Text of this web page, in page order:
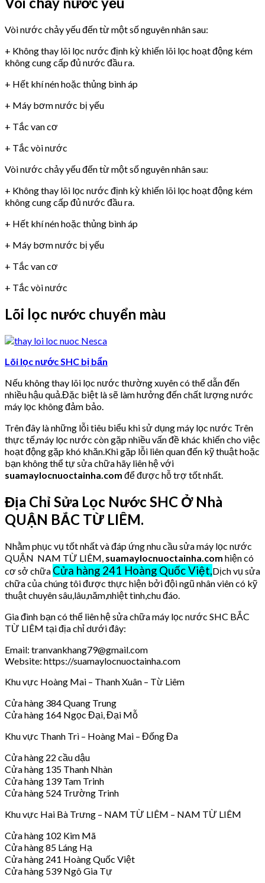
Vòi nước chảy yếu đến từ một số nguyên nhân sau:
+ Không thay lõi lọc nước định kỳ khiến lõi lọc hoạt động kém
không cung cấp đủ nước đầu ra.
+ Hết khí nén hoặc thủng bình áp
+ Máy bơm nước bị yếu
+ Tắc van cơ
+ Tắc vòi nước
Vòi nước chảy yếu đến từ một số nguyên nhân sau:
+ Không thay lõi lọc nước định kỳ khiến lõi lọc hoạt động kém
không cung cấp đủ nước đầu ra.
+ Hết khí nén hoặc thủng bình áp
+ Máy bơm nước bị yếu
+ Tắc van cơ
+ Tắc vòi nước
Lõi lọc nước chuyển màu
Lõi lọc nước SHC bị bẩn
Nếu không thay lõi lọc nước thường xuyên có thể dẫn đến
nhiều hậu quả.Đặc biệt là sẽ làm hưởng đến chất lượng nước
máy lọc không đảm bảo.
Trên đây là những lỗi tiêu biểu khi sử dụng máy lọc nước Trên
thực tế,máy lọc nước còn gặp nhiều vấn đề khác khiến cho việc
hoạt động gặp khó khăn.Khi gặp lỗi liên quan đến kỹ thuật hoặc
bạn không thể tự sửa chữa hãy liên hệ với
suamaylocnuoctainha.com để được hỗ trợ tốt nhất.
Địa Chỉ Sửa Lọc Nước SHC Ở Nhà
QUẬN BẮC TỪ LIÊM.
Nhằm phục vụ tốt nhất và đáp ứng nhu cầu sửa máy lọc nước
QUẬN NAM TỪ LIÊM, suamaylocnuoctainha.com hiện có
cơ sở chữa Cửa hàng 241 Hoàng Quốc Việt,Dịch vụ sửa
chữa của chúng tôi được thực hiện bởi đội ngũ nhân viên có kỹ
thuật chuyên sâu,lâu,năm,nhiệt tình,chu đáo.
Gia đình bạn có thể liên hệ sửa chữa máy lọc nước SHC BẮC
TỪ LIÊM tại địa chỉ dưới đây:
Email: tranvankhang79@gmail.com
Website: https://suamaylocnuoctainha.com
Khu vực Hoàng Mai – Thanh Xuân – Từ Liêm
Cửa hàng 384 Quang Trung
Cửa hàng 164 Ngọc Đại, Đại Mỗ
Khu vực Thanh Trì – Hoàng Mai – Đống Đa
Cửa hàng 22 cầu dậu
Cửa hàng 135 Thanh Nhàn
Cửa hàng 139 Tam Trinh
Cửa hàng 524 Trường Trinh
Khu vực Hai Bà Trưng – NAM TỪ LIÊM – NAM TỪ LIÊM
Cửa hàng 102 Kim Mã
Cửa hàng 85 Láng Hạ
Cửa hàng 241 Hoàng Quốc Việt
Cửa hàng 539 Ngô Gia Tự